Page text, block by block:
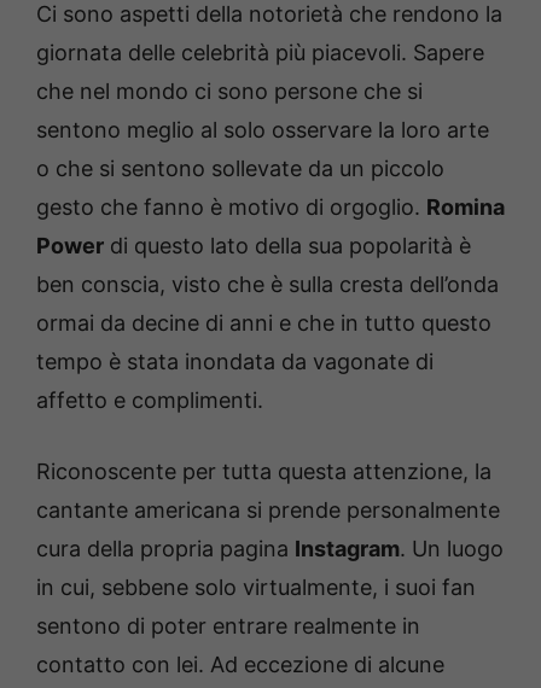
Ci sono aspetti della notorietà che rendono la
giornata delle celebrità più piacevoli. Sapere
che nel mondo ci sono persone che si
sentono meglio al solo osservare la loro arte
o che si sentono sollevate da un piccolo
gesto che fanno è motivo di orgoglio. Romina
Power di questo lato della sua popolarità è
ben conscia, visto che è sulla cresta dell’onda
ormai da decine di anni e che in tutto questo
tempo è stata inondata da vagonate di
affetto e complimenti.
Riconoscente per tutta questa attenzione, la
cantante americana si prende personalmente
cura della propria pagina Instagram. Un luogo
in cui, sebbene solo virtualmente, i suoi fan
sentono di poter entrare realmente in
contatto con lei. Ad eccezione di alcune